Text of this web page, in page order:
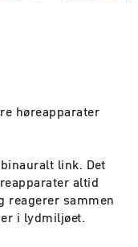
høreapparater
link. Det
altid
reagerer sammen
i lydmiljøet.